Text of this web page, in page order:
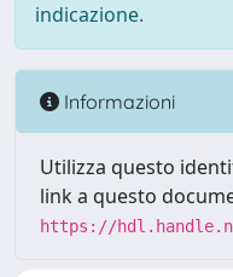
indicazione.
Informazioni
Utilizza questo
link a questo
https://